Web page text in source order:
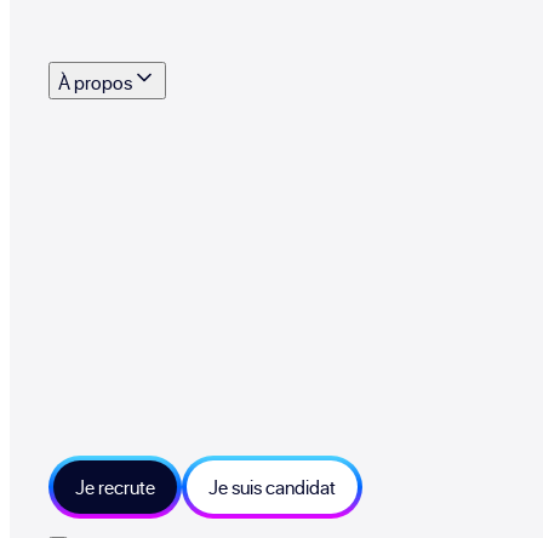
À propos
Je recrute Je suis candidat